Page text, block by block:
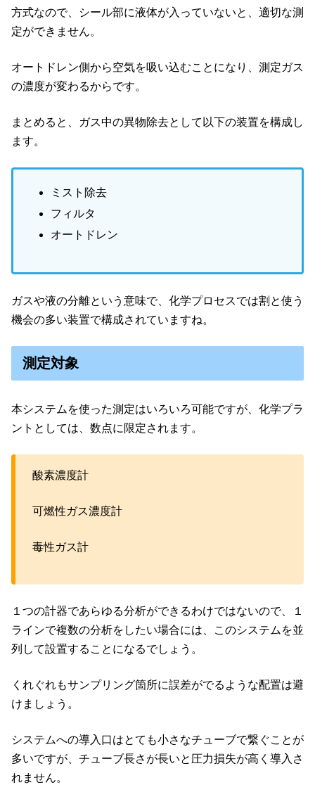
方式なので、シール部に液体が入っていないと、適切な測
定ができません。
オートドレン側から空気を吸い込むことになり、測定ガス
の濃度が変わるからです。
まとめると、ガス中の異物除去として以下の装置を構成し
ます。
ミスト除去
フィルタ
オートドレン
ガスや液の分離という意味で、化学プロセスでは割と使う
機会の多い装置で構成されていますね。
測定対象
本システムを使った測定はいろいろ可能ですが、化学プラ
ントとしては、数点に限定されます。
酸素濃度計
可燃性ガス濃度計
毒性ガス計
１つの計器であらゆる分析ができるわけではないので、１
ラインで複数の分析をしたい場合には、このシステムを並
列して設置することになるでしょう。
くれぐれもサンプリング箇所に誤差がでるような配置は避
けましょう。
システムへの導入口はとても小さなチューブで繋ぐことが
多いですが、チューブ長さが長いと圧力損失が高く導入さ
れません。